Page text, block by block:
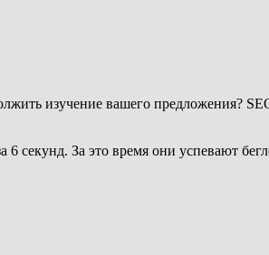
изучение вашего предложения?
секунд. За это время они успевают